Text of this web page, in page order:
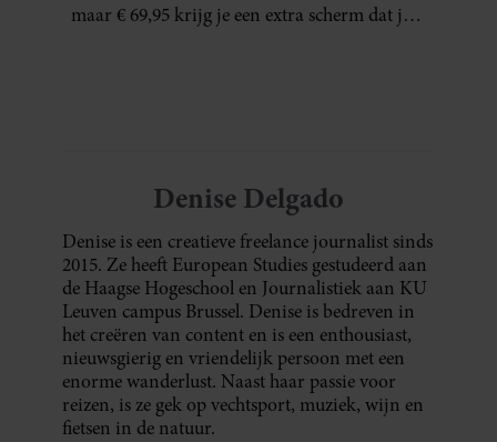
maar € 69,95 krijg je een extra scherm dat je
Denise Delgado
Denise is een creatieve freelance journalist sinds
2015. Ze heeft European Studies gestudeerd aan
de Haagse Hogeschool en Journalistiek aan KU
Leuven campus Brussel. Denise is bedreven in
het creëren van content en is een enthousiast,
nieuwsgierig en vriendelijk persoon met een
enorme wanderlust. Naast haar passie voor
reizen, is ze gek op vechtsport, muziek, wijn en
fietsen in de natuur.